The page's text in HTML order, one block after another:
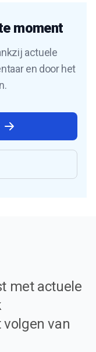
moment
actuele
en door het
met actuele
van